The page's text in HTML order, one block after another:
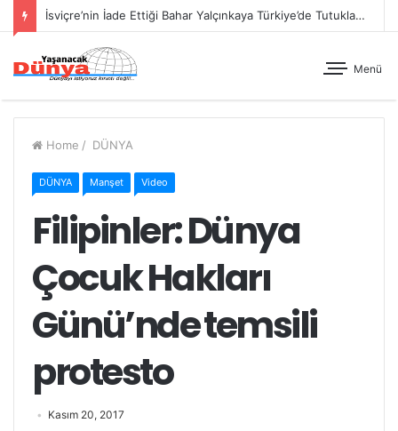
İsviçre’nin İade Ettiği Bahar Yalçınkaya Türkiye’de Tutuklandı
Menü
Home / DÜNYA
DÜNYA Manşet Video
Filipinler: Dünya
Çocuk Hakları
Günü’nde temsili
protesto
Kasım 20, 2017